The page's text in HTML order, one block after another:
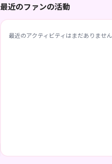
最近のファンの活動
最近のアクティビティはまだありません